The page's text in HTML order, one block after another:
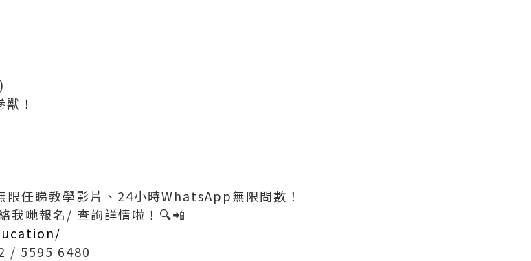
！
任睇教學影片、24小時WhatsApp無限問數！
我哋報名/ 查詢詳情啦！🔍📲
/ 5595 6480